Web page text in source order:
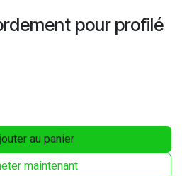
pour profilé
au panier
maintenant